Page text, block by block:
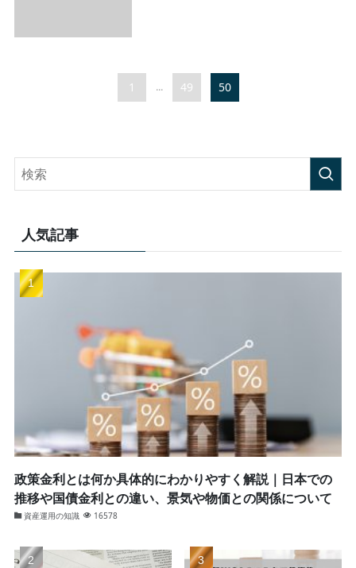
1 ... 49 50
人気記事
政策金利とは何か具体的にわかりやすく解説｜日本での
推移や国債金利との違い、景気や物価との関係について
資産運用の知識 16578